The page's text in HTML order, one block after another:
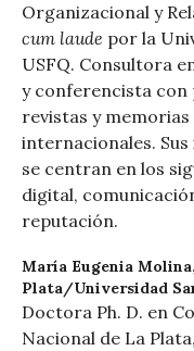
Organizacional y
cum laude por la
USFQ. Consultora
y conferencista con
revistas y
internacionales.
se centran en los
digital,
reputación.
María Eugenia Molina,
Plata/Universidad
Doctora Ph. D. en
Nacional de La